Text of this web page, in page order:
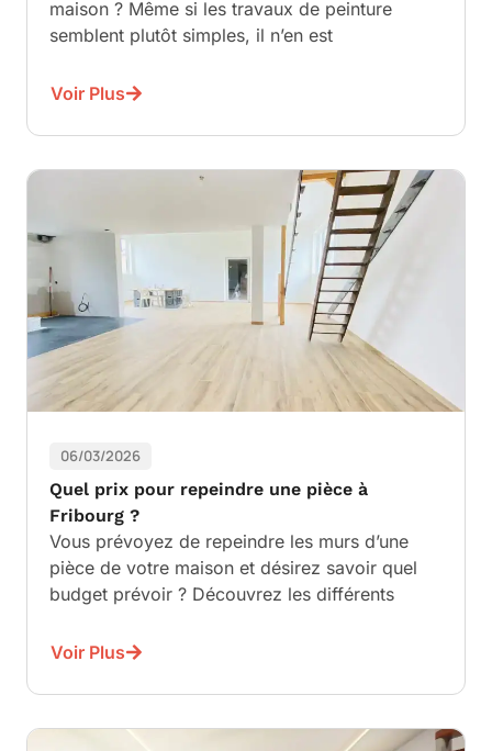
maison ? Même si les travaux de peinture
semblent plutôt simples, il n’en est
Voir Plus
06/03/2026
Quel prix pour repeindre une pièce à
Fribourg ?
Vous prévoyez de repeindre les murs d’une
pièce de votre maison et désirez savoir quel
budget prévoir ? Découvrez les différents
Voir Plus